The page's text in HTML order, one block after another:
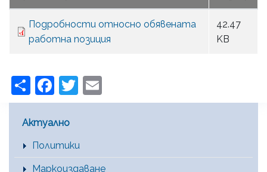
Подробности относно обявената
работна позиция
42.47
KB
ShareFacebook
Twitter
Main Menu [BG]
Актуално
Политики
Маркоиздаване